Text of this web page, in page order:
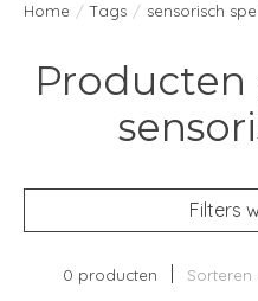
Home / Tags / sensorisch spel
Filters
0 producten Sorteren